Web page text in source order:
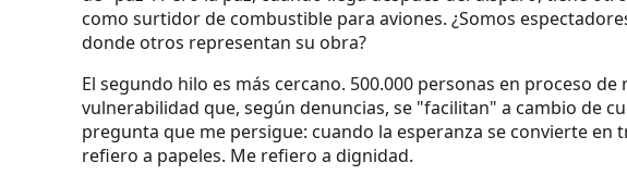
como surtidor de combustible para aviones. ¿Somos
donde otros representan su obra?
El segundo hilo es más cercano. 500.000 personas en proceso
vulnerabilidad que, según denuncias, se "facilitan" a cambio de
pregunta que me persigue: cuando la esperanza se convierte en
refiero a papeles. Me refiero a dignidad.